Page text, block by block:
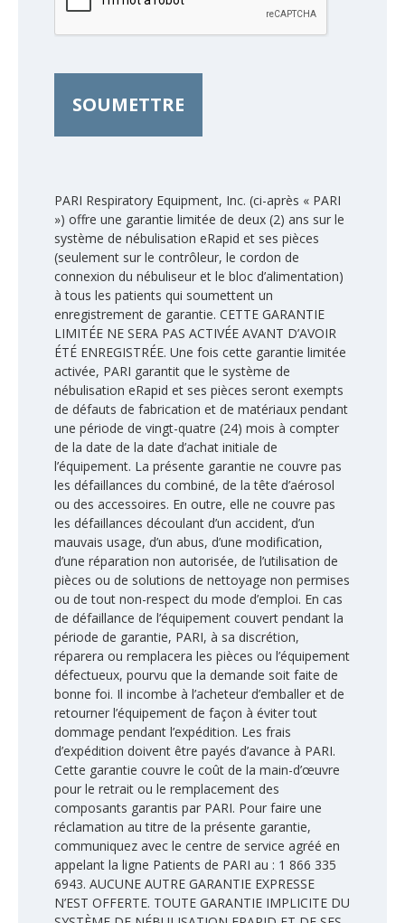
SOUMETTRE
PARI Respiratory Equipment, Inc. (ci-après « PARI
») offre une garantie limitée de deux (2) ans sur le
système de nébulisation eRapid et ses pièces
(seulement sur le contrôleur, le cordon de
connexion du nébuliseur et le bloc d’alimentation)
à tous les patients qui soumettent un
enregistrement de garantie. CETTE GARANTIE
LIMITÉE NE SERA PAS ACTIVÉE AVANT D’AVOIR
ÉTÉ ENREGISTRÉE. Une fois cette garantie limitée
activée, PARI garantit que le système de
nébulisation eRapid et ses pièces seront exempts
de défauts de fabrication et de matériaux pendant
une période de vingt-quatre (24) mois à compter
de la date de la date d’achat initiale de
l’équipement. La présente garantie ne couvre pas
les défaillances du combiné, de la tête d’aérosol
ou des accessoires. En outre, elle ne couvre pas
les défaillances découlant d’un accident, d’un
mauvais usage, d’un abus, d’une modification,
d’une réparation non autorisée, de l’utilisation de
pièces ou de solutions de nettoyage non permises
ou de tout non-respect du mode d’emploi. En cas
de défaillance de l’équipement couvert pendant la
période de garantie, PARI, à sa discrétion,
réparera ou remplacera les pièces ou l’équipement
défectueux, pourvu que la demande soit faite de
bonne foi. Il incombe à l’acheteur d’emballer et de
retourner l’équipement de façon à éviter tout
dommage pendant l’expédition. Les frais
d’expédition doivent être payés d’avance à PARI.
Cette garantie couvre le coût de la main-d’œuvre
pour le retrait ou le remplacement des
composants garantis par PARI. Pour faire une
réclamation au titre de la présente garantie,
communiquez avec le centre de service agréé en
appelant la ligne Patients de PARI au : 1 866 335
6943. AUCUNE AUTRE GARANTIE EXPRESSE
N’EST OFFERTE. TOUTE GARANTIE IMPLICITE DU